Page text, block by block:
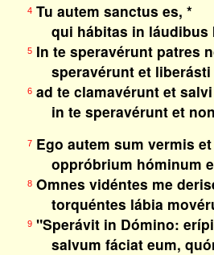
4Tu autem sanctus es, *
qui hábitas in láudibus
5In te speravérunt patres
speravérunt et liberásti
6ad te clamavérunt et
in te speravérunt et
7Ego autem sum vermis
oppróbrium hóminum
8Omnes vidéntes me
torquéntes lábia
9"Sperávit in Dómino:
salvum fáciat eum,